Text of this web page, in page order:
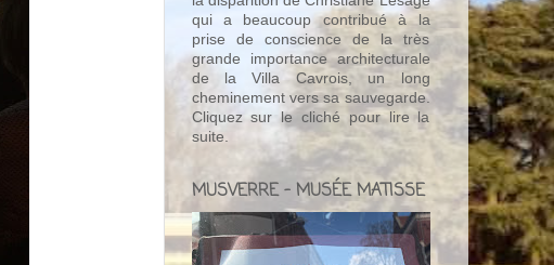
qui a beaucoup contribué à la
prise de conscience de la très
grande importance architecturale
de la Villa Cavrois, un long
cheminement vers sa sauvegarde.
Cliquez sur le cliché pour lire la
suite.
MUSVERRE - MUSÉE MATISSE